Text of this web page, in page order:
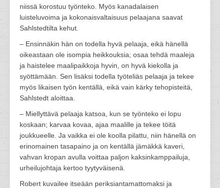
niissä korostuu työnteko. Myös kanadalaisen
luisteluvoima ja kokonaisvaltaisuus pelaajana saavat
Sahlstedtilta kehut.
– Ensinnäkin hän on todella hyvä pelaaja, eikä hänellä
oikeastaan ole isompia heikkouksia; osaa tehdä maaleja
ja haistelee maalipaikkoja hyvin, on hyvä kiekolla ja
syöttämään. Sen lisäksi todella työteliäs pelaaja ja tekee
myös likaisen työn kentällä, eikä vain kärky tehopisteitä,
Sahlstedt aloittaa.
– Miellyttävä pelaaja katsoa, kun se työnteko ei lopu
koskaan; karvaa kovaa, ajaa maalille ja tekee töitä
joukkueelle. Ja vaikka ei ole koolla pilattu, niin hänellä on
erinomainen tasapaino ja on kentällä jämäkkä kaveri,
vahvan kropan avulla voittaa paljon kaksinkamppailuja,
urheilujohtaja kertoo tyytyväisenä.
Robert kuvailee itseään periksiantamattomaksi ja